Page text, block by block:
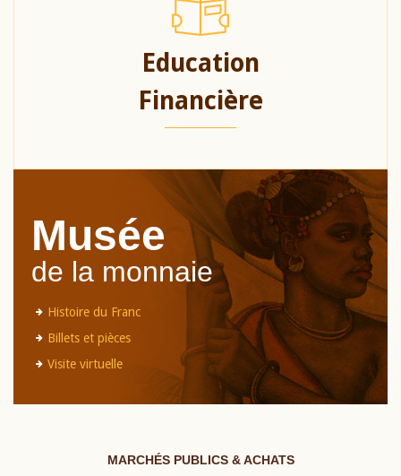
Education
Financière
Musée
de la monnaie
Histoire du Franc
Billets et pièces
Visite virtuelle
MARCHÉS PUBLICS & ACHATS